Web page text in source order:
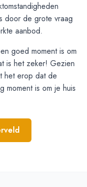
door de grote vraag
aanbod.
goed moment is om
is het zeker! Gezien
het erop dat de
moment is om je huis